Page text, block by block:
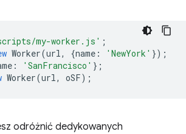
my-worker.js' ;
Worker(url, {name : 'NewYork' });
: 'SanFrancisco' };
Worker(url, oSF);
odróżnić dedykowanych